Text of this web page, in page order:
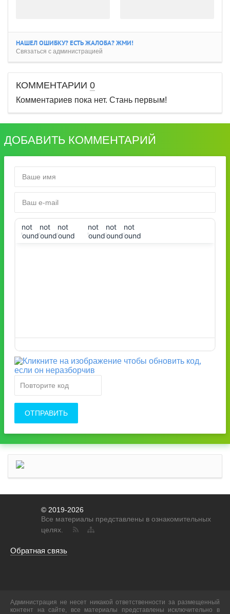
НАШЕЛ ОШИБКУ? ЕСТЬ ЖАЛОБА? ЖМИ!
Связаться с администрацией
КОММЕНТАРИИ 0
Комментариев пока нет. Стань первым!
ДОБАВИТЬ КОММЕНТАРИЙ
!not
found!
!not
found!
!not
found!
!not
found!
!not
found!
!not
found!
ОТПРАВИТЬ
© 2019-2026
Все материалы представлены в ознакомительных
целях.
Обратная связь
Администрация не несет никакой ответственности за размещенный
контент на сайте, все материалы представлены исключительно в